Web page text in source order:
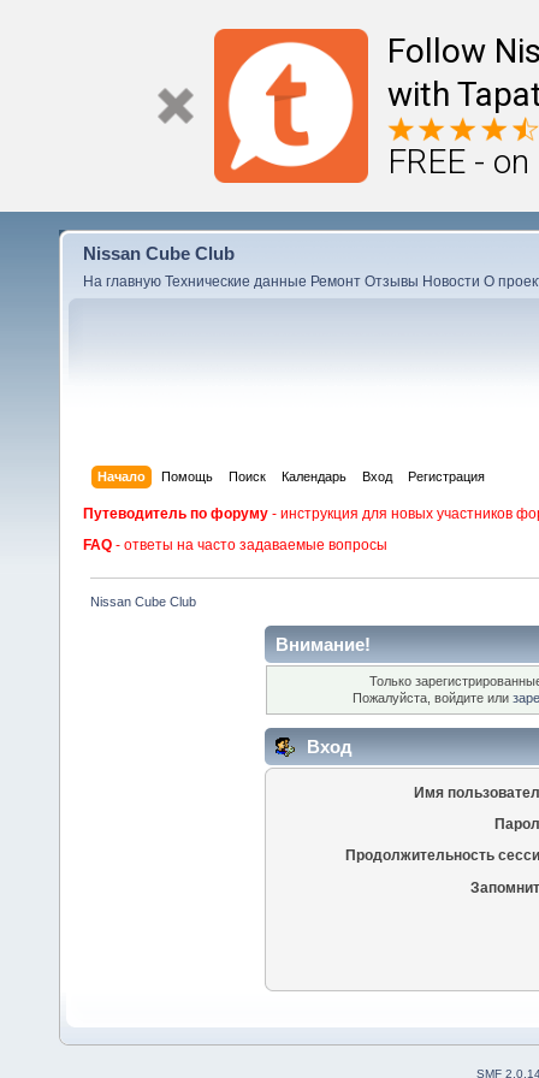
Follow
with
FREE -
Nissan Cube Club
На главную Технические данные Ремонт Отзывы Новости О
Начало Помощь Поиск Календарь Вход Регистрация
Путеводитель по форуму - инструкция для новых участников
FAQ - ответы на часто задаваемые вопросы
Nissan Cube Club
Внимание!
Только
Пожалуйста, войдите или
Вход
Имя
Продолжительность
SMF